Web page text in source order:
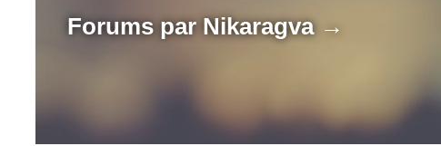
Forums par Nikaragva →